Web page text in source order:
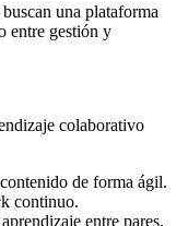
una plataforma
entre gestión y
colaborativo
de forma ágil.
continuo.
entre pares.